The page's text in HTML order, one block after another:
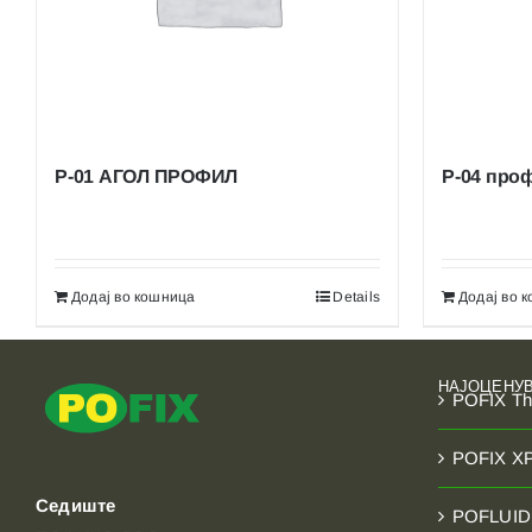
АКРИЛНИ МАЛТЕРИ И БОИ
P-01 АГОЛ ПРОФИЛ
Додај во кошница Details
P-04
Додај во
Седиште
POFIX
POFIX